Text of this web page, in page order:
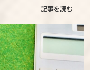
記事を読む